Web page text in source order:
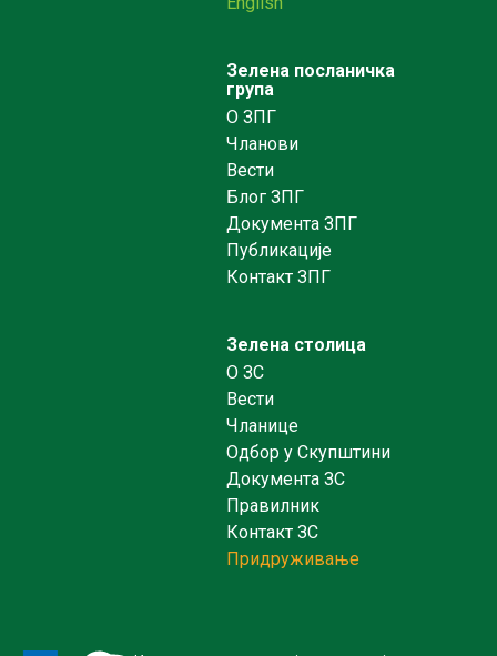
Зелена посланичка
група
О ЗПГ
Чланови
Вести
Блог ЗПГ
Документа ЗПГ
Публикације
Контакт ЗПГ
Зелена столица
O ЗС
Вести
Чланице
Одбор у Скупштини
Документа ЗС
Правилник
Контакт ЗС
Придруживање